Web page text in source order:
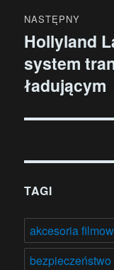
NASTĘPNY
Następny
wpis:
Hollyland
system
ładującym
TAGI
akcesoria